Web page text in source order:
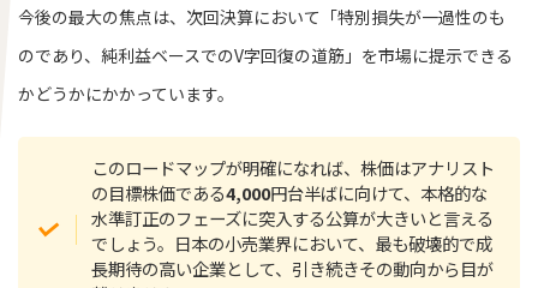
今後の最大の焦点は、次回決算において「特別損失が一過性のも
のであり、純利益ベースでのV字回復の道筋」を市場に提示できる
かどうかにかかっています。
このロードマップが明確になれば、株価はアナリスト
の目標株価である4,000円台半ばに向けて、本格的な
水準訂正のフェーズに突入する公算が大きいと言える
でしょう。日本の小売業界において、最も破壊的で成
長期待の高い企業として、引き続きその動向から目が